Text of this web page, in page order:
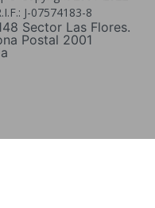
J-07574183-8
Sector Las Flores.
Postal 2001